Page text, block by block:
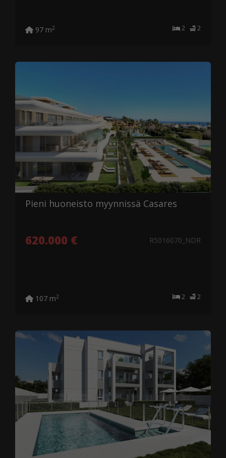
2 2
97 m2
Pieni huoneisto myynnissä Casares
620.000 € R5016070_NDR
2 2
107 m2